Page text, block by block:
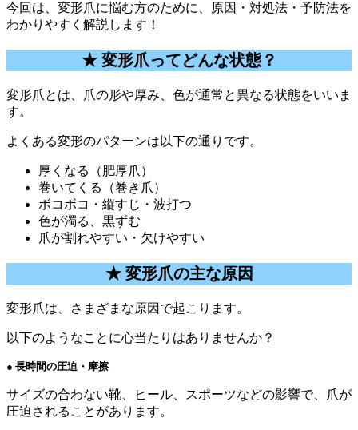
今回は、変形爪に悩む方のために、原因・対処法・予防法を
わかりやすく解説します！
★ 変形爪ってどんな状態？
変形爪とは、爪の形や厚み、色が通常と異なる状態をいいま
す。
よくある変形のパターンは以下の通りです。
厚くなる（肥厚爪）
巻いてくる（巻き爪）
ボコボコ・縦すじ・波打つ
色が濁る、黒ずむ
爪が割れやすい・欠けやすい
★ 変形爪の主な原因
変形爪は、さまざまな原因で起こります。
以下のようなことに心当たりはありませんか？
● 長時間の圧迫・摩擦
サイズの合わない靴、ヒール、スポーツなどの影響で、爪が
圧迫されることがあります。